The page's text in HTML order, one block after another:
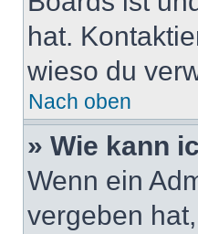
hat.
wieso du
Nach oben
» Wie kann
Wenn ein
vergeben